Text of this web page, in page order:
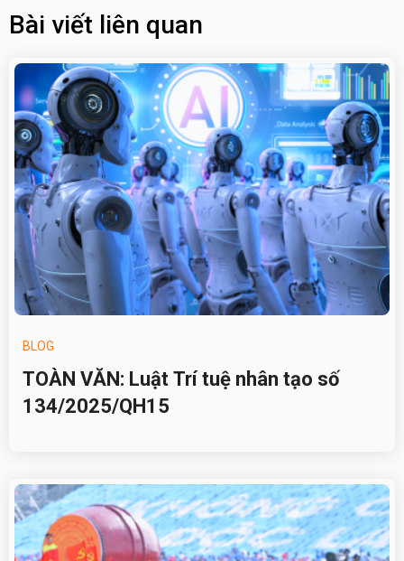
Bài viết liên quan
BLOG
TOÀN VĂN: Luật Trí tuệ nhân tạo số
134/2025/QH15